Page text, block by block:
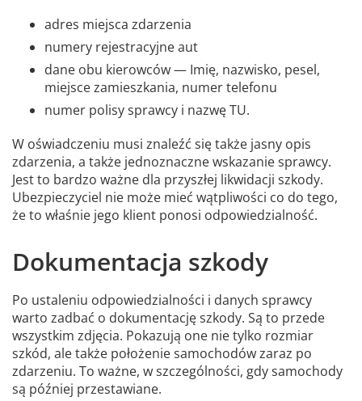
adres miejsca zdarzenia
numery rejestracyjne aut
dane obu kierowców — Imię, nazwisko, pesel,
miejsce zamieszkania, numer telefonu
numer polisy sprawcy i nazwę TU.
W oświadczeniu musi znaleźć się także jasny opis
zdarzenia, a także jednoznaczne wskazanie sprawcy.
Jest to bardzo ważne dla przyszłej likwidacji szkody.
Ubezpieczyciel nie może mieć wątpliwości co do tego,
że to właśnie jego klient ponosi odpowiedzialność.
Dokumentacja szkody
Po ustaleniu odpowiedzialności i danych sprawcy
warto zadbać o dokumentację szkody. Są to przede
wszystkim zdjęcia. Pokazują one nie tylko rozmiar
szkód, ale także położenie samochodów zaraz po
zdarzeniu. To ważne, w szczególności, gdy samochody
są później przestawiane.